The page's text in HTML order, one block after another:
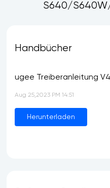
S640/
Handbücher
ugee Treiberanleitung
Aug 25,2023 PM 14:51
Herunterladen